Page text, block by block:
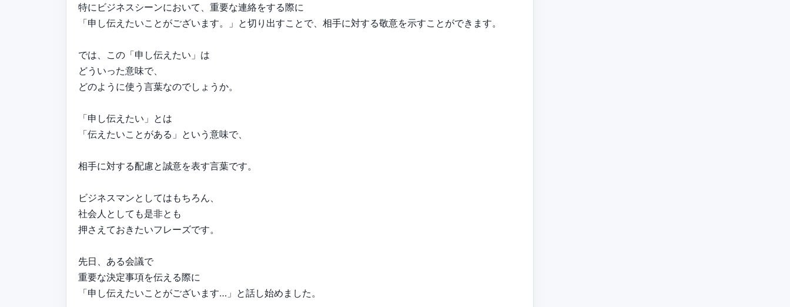
特にビジネスシーンにおいて、重要な連絡をする際に
「申し伝えたいことがございます。」と切り出すことで、相手に対する敬意を示すことができます。
では、この「申し伝えたい」は
どういった意味で、
どのように使う言葉なのでしょうか。
「申し伝えたい」とは
「伝えたいことがある」という意味で、
相手に対する配慮と誠意を表す言葉です。
ビジネスマンとしてはもちろん、
社会人としても是非とも
押さえておきたいフレーズです。
先日、ある会議で
重要な決定事項を伝える際に
「申し伝えたいことがございます…」と話し始めました。